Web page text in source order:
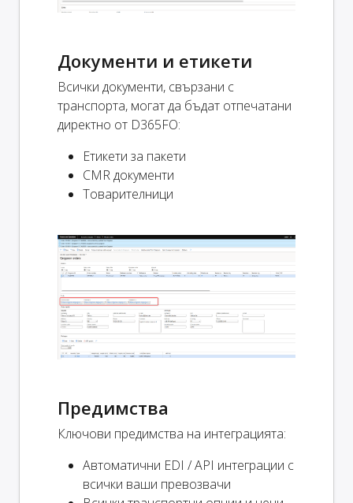
Документи и етикети
Всички документи, свързани с
транспорта, могат да бъдат отпечатани
директно от D365FO:
Етикети за пакети
CMR документи
Товарителници
Предимства
Ключови предимства на интеграцията:
Автоматични EDI / API интеграции с
всички ваши превозвачи